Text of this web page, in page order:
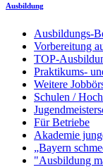
Ausbildung
Ausbildungs-
Vorbereitung
TOP-
Praktikums-
Weitere
Schulen /
Für Betriebe
Akademie
„Bayern
"Ausbildung